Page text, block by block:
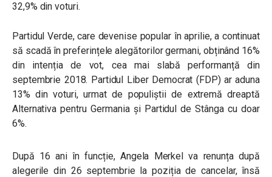
32,9% din voturi.
Partidul Verde, care devenise popular în aprilie, a continuat
să scadă în preferințele alegătorilor germani, obținând 16%
din intenția de vot, cea mai slabă performanță din
septembrie 2018. Partidul Liber Democrat (FDP) ar aduna
13% din voturi, urmat de populiștii de extremă dreaptă
Alternativa pentru Germania și Partidul de Stânga cu doar
6%.
După 16 ani în funcție, Angela Merkel va renunța după
alegerile din 26 septembrie la poziția de cancelar, însă